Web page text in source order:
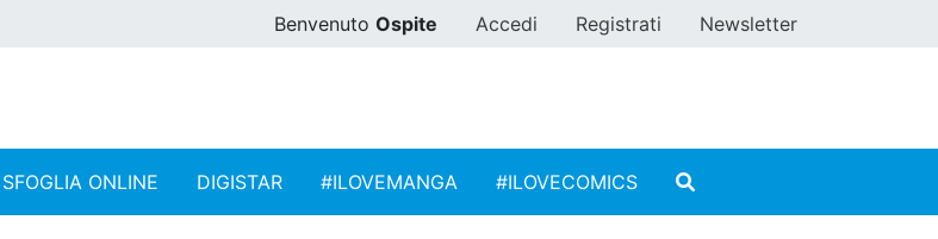
Benvenuto Ospite Accedi Registrati Newsletter
SFOGLIA ONLINE DIGISTAR #ILOVEMANGA #ILOVECOMICS